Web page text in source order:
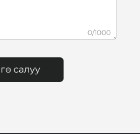
0/1000
салуу